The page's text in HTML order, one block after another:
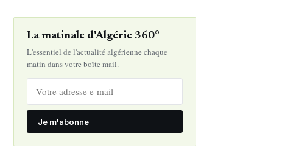
La matinale d'Algérie 360°
L'essentiel de l'actualité algérienne chaque
matin dans votre boîte mail.
Je m'abonne